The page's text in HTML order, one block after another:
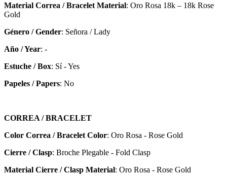
Material Correa / Bracelet Material: Oro Rosa 18k – 18k Rose
Gold
Género / Gender: Señora / Lady
Año / Year: -
Estuche / Box: Sí - Yes
Papeles / Papers: No
CORREA / BRACELET
Color Correa / Bracelet Color: Oro Rosa - Rose Gold
Cierre / Clasp: Broche Plegable - Fold Clasp
Material Cierre / Clasp Material: Oro Rosa - Rose Gold